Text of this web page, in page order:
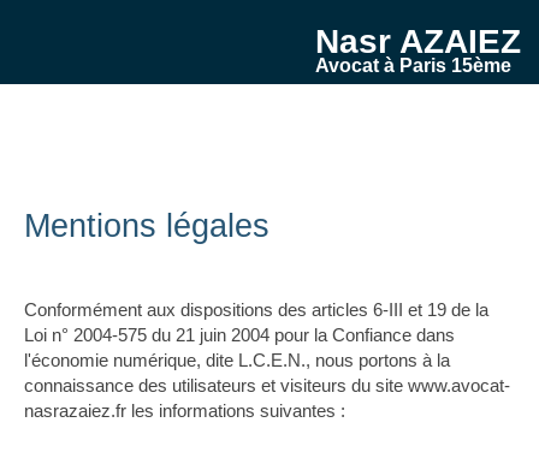
Nasr AZAIEZ
Avocat à Paris 15ème
Mentions légales
Conformément aux dispositions des articles 6-III et 19 de la
Loi n° 2004-575 du 21 juin 2004 pour la Confiance dans
l'économie numérique, dite L.C.E.N., nous portons à la
connaissance des utilisateurs et visiteurs du site www.avocat-
nasrazaiez.fr les informations suivantes :